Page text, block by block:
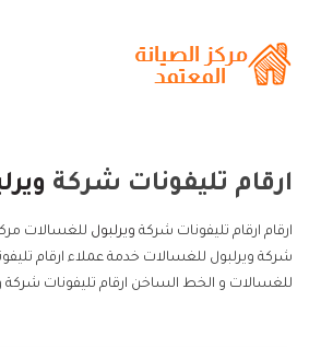
ارقام تليفونات شركة
ارقام ارقام تليفونات شركة ويرلبول للغسالات
شركة ويرلبول للغسالات خدمة عملاء ارقام
للغسالات و الخط الساخن ارقام تليفونات شركة